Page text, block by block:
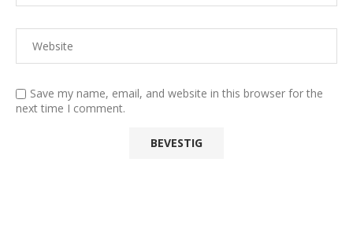
Save my name, email, and website in this browser for the
next time I comment.